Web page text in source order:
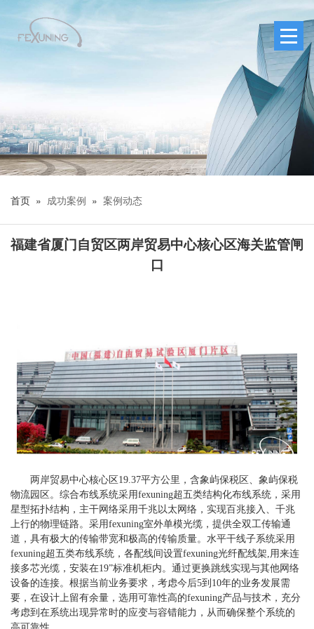
首页 » 成功案例 » 案例动态
福建省厦门自贸区两岸贸易中心核心区海关监管闸
口
两岸贸易中心核心区 19.37平方公里，含象屿保税区、象屿保税
物流园区。综合布线系统采用fexuning超五类结构化布线系统，采用
星型拓扑结构，主干网络采用千兆以太网络，实现百兆接入、千兆
上行的物理链路。采用fexuning室外单模光缆，提供全双工传输通
道，具有极大的传输带宽和极高的传输质量。水平干线子系统采用
fexuning超五类布线系统，各配线间设置fexuning光纤配线架 用来连
接多芯光缆，安装在19”标准机柜内。通过更换跳线实现与其他网络
设备的连接。根据当前业务要求，考虑今后5到 10年的业务发展需
要，在设计上留有余量，选用可靠性高的fexuning产品与技术，充分
考虑到在系统出现异常时的应变与容错能力，从而确保整个系统的